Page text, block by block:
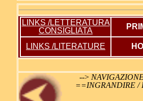
LINKS /LETTERATURA
CONSIGLIATA
LINKS /LITERATURE
-->
==INGRANDIRE /